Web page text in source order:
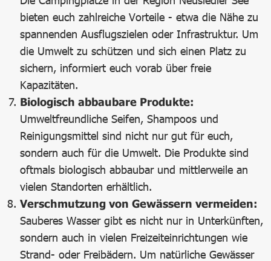
bieten euch zahlreiche Vorteile - etwa die Nähe zu
spannenden Ausflugszielen oder Infrastruktur. Um
die Umwelt zu schützen und sich einen Platz zu
sichern, informiert euch vorab über freie
Kapazitäten.
Biologisch abbaubare Produkte:
Umweltfreundliche Seifen, Shampoos und
Reinigungsmittel sind nicht nur gut für euch,
sondern auch für die Umwelt. Die Produkte sind
oftmals biologisch abbaubar und mittlerweile an
vielen Standorten erhältlich.
Verschmutzung von Gewässern vermeiden:
Sauberes Wasser gibt es nicht nur in Unterkünften,
sondern auch in vielen Freizeiteinrichtungen wie
Strand- oder Freibädern. Um natürliche Gewässer